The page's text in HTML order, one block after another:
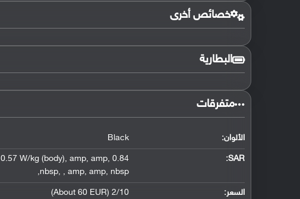
خصائص أخرى
البطارية
متفرقات
الألوان: Black
SAR
:
0.84 W/kg (head)
0.57 W/kg (body), amp, amp,
nbsp, , amp, amp, nbsp
,
السعر: 2/10 (About 60 EUR)